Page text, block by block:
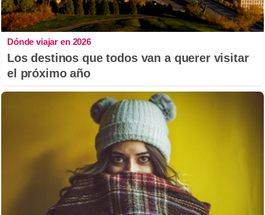
Dónde viajar en 2026
Los destinos que todos van a querer visitar
el próximo año